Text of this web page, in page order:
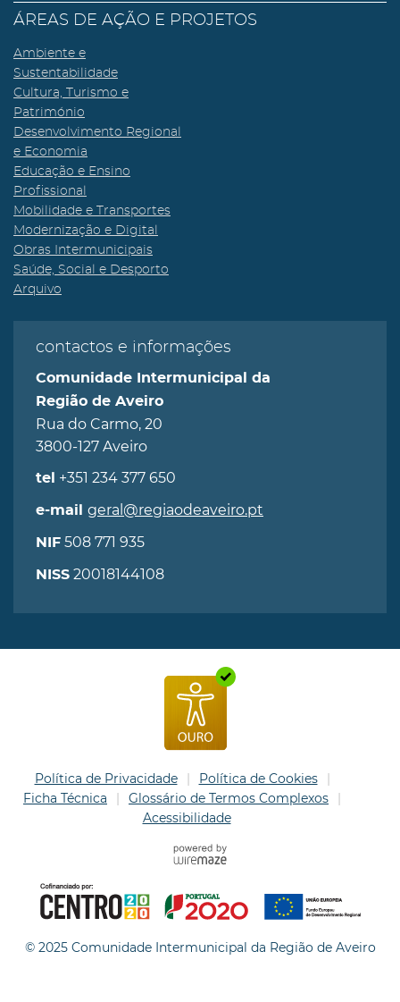
ÁREAS DE AÇÃO E PROJETOS
Ambiente e
Sustentabilidade
Cultura, Turismo e
Património
Desenvolvimento Regional
e Economia
Educação e Ensino
Profissional
Mobilidade e Transportes
Modernização e Digital
Obras Intermunicipais
Saúde, Social e Desporto
Arquivo
contactos e informações
Comunidade Intermunicipal da
Região de Aveiro
Rua do Carmo, 20
3800-127 Aveiro
tel +351 234 377 650
e-mail geral@regiaodeaveiro.pt
NIF 508 771 935
NISS 20018144108
Política de Privacidade
Política de Cookies
Ficha Técnica
Glossário de Termos Complexos
Acessibilidade
© 2025 Comunidade Intermunicipal da Região de Aveiro